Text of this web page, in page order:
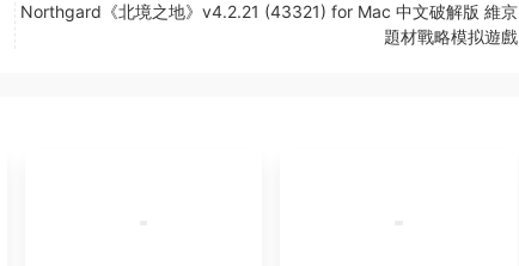
Northgard《北境之地》v4.2.21 (43321) for Mac 中文破解版 維京
題材戰略模拟遊戲